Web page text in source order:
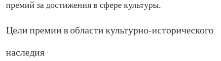
премий за достижения в сфере культуры.
Цели премии в области культурно-исторического
наследия